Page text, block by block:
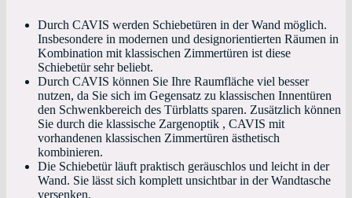
Durch CAVIS werden Schiebetüren in der Wand möglich.
Insbesondere in modernen und designorientierten Räumen in
Kombination mit klassischen Zimmertüren ist diese
Schiebetür sehr beliebt.
Durch CAVIS können Sie Ihre Raumfläche viel besser
nutzen, da Sie sich im Gegensatz zu klassischen Innentüren
den Schwenkbereich des Türblatts sparen. Zusätzlich können
Sie durch die klassische Zargenoptik , CAVIS mit
vorhandenen klassischen Zimmertüren ästhetisch
kombinieren.
Die Schiebetür läuft praktisch geräuschlos und leicht in der
Wand. Sie lässt sich komplett unsichtbar in der Wandtasche
versenken.